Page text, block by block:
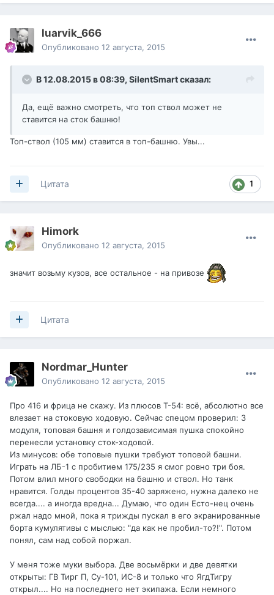
luarvik_666
Опубликовано 12 августа, 2015
В 12.08.2015 в 08:39, SilentSmartсказал:
Да, ещё важно смотреть, что топ ствол может не
ставится на сток башню!
Топ-ствол (105 мм) ставится в топ-башню. Увы...
1
Цитата
Himork
Опубликовано 12 августа, 2015
значит возьму кузов, все остальное - на привозе
Цитата
Nordmar_Hunter
Опубликовано 12 августа, 2015
Про 416 и фрица не скажу. Из плюсов Т-54: всё, абсолютно все
влезает на стоковую ходовую. Сейчас спецом проверил: 3
модуля, топовая башня и голдозависимая пушка спокойно
перенесли установку сток-ходовой.
Из минусов: обе топовые пушки требуют топовой башни.
Играть на ЛБ-1 с пробитием 175/235 я смог ровно три боя.
Потом влил много свободки на башню и ствол. Но танк
нравится. Голды процентов 35-40 заряжено, нужна далеко не
всегда.... а иногда вредна... Думаю, что один Есто-нец очень
ржал надо мной, пока я трижды пускал в его экранированные
борта кумулятивы с мыслью: "да как не пробил-то?!". Потом
понял, сам над собой поржал.
У меня тоже муки выбора. Две восьмёрки и две девятки
открыты: ГВ Тирг П, Су-101, ИС-8 и только что ЯгдТигру
открыл.... Но на последнего нет экипажа. Если немного